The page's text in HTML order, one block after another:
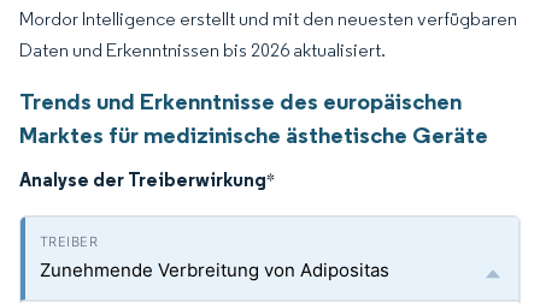
Mordor Intelligence erstellt und mit den neuesten verfügbaren
Daten und Erkenntnissen bis 2026 aktualisiert.
Trends und Erkenntnisse des europäischen
Marktes für medizinische ästhetische Geräte
Analyse der Treiberwirkung*
Zunehmende Verbreitung von Adipositas